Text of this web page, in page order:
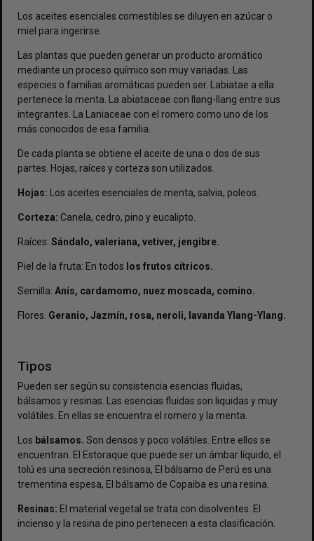
Los aceites esenciales comestibles se diluyen en azúcar o
miel para ingerirse.
Las plantas que pueden generar un producto aromático
mediante un proceso químico son muy variadas. Las
especies o familias aromáticas pueden ser. Labiatae a ella
pertenece la menta. La abiataceae con Ilang-Ilang entre sus
integrantes. La Laniaceae con el romero como uno de los
más conocidos de esa familia.
De cada planta se obtiene el aceite de una o dos de sus
partes. Hojas, raíces y corteza son utilizados.
Hojas: Los aceites esenciales de menta, salvia, poleos.
Corteza: Canela, cedro, pino y eucalipto.
Raíces: Sándalo, valeriana, vetiver, jengibre.
Piel de la fruta: En todos los frutos cítricos.
Semilla: Anís, cardamomo, nuez moscada, comino.
Flores. Geranio, Jazmín, rosa, neroli, lavanda Ylang-Ylang.
Tipos
Pueden ser según su consistencia esencias fluidas,
bálsamos y resinas. Las esencias fluidas son liquidas y muy
volátiles. En ellas se encuentra el romero y la menta.
Los bálsamos. Son densos y poco volátiles. Entre ellos se
encuentran. El Estoraque que puede ser un ámbar líquido, el
tolú es una secreción resinosa, El bálsamo de Perú es una
trementina espesa, El bálsamo de Copaiba es una resina.
Resinas: El material vegetal se trata con disolventes. El
incienso y la resina de pino pertenecen a esta clasificación.